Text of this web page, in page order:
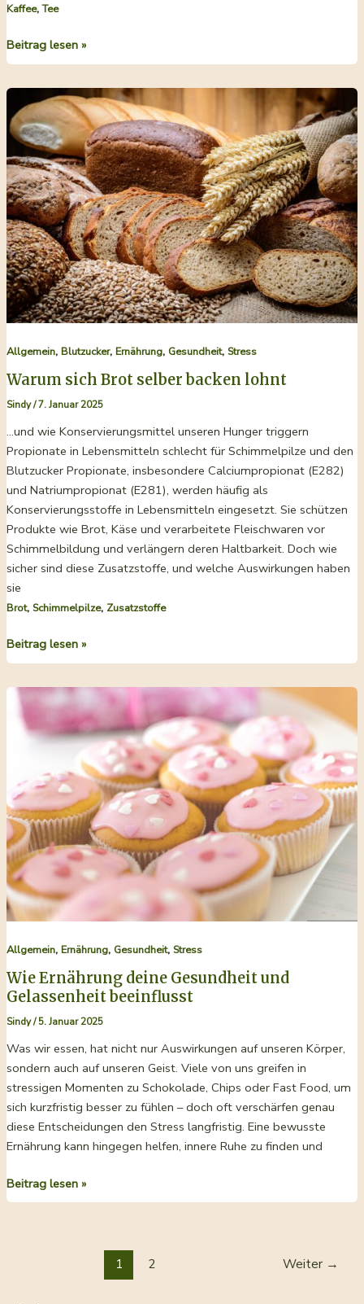
Kaffee,Tee
Vom
Kaffee-
Tee-
Meisterin
–
Eine
Reise
durch
Koffeinenzug
und
Dopamin-
Reset
Beitrag lesen »
Allgemein, Blutzucker, Ernährung, Gesundheit, Stress
Warum sich Brot selber backen lohnt
Sindy/7. Januar 2025
…und wie Konservierungsmittel unseren Hunger triggern
Propionate in Lebensmitteln schlecht für Schimmelpilze und den
Blutzucker Propionate, insbesondere Calciumpropionat (E282)
und Natriumpropionat (E281), werden häufig als
Konservierungsstoffe in Lebensmitteln eingesetzt. Sie schützen
Produkte wie Brot, Käse und verarbeitete Fleischwaren vor
Schimmelbildung und verlängern deren Haltbarkeit. Doch wie
sicher sind diese Zusatzstoffe, und welche Auswirkungen haben
sie
Brot, Schimmelpilze, Zusatzstoffe
Warum
sich
selber
backen
lohnt
Beitrag lesen »
Allgemein, Ernährung, Gesundheit, Stress
Wie Ernährung deine Gesundheit und
Gelassenheit beeinflusst
Sindy/5. Januar 2025
Was wir essen, hat nicht nur Auswirkungen auf unseren Körper,
sondern auch auf unseren Geist. Viele von uns greifen in
stressigen Momenten zu Schokolade, Chips oder Fast Food, um
sich kurzfristig besser zu fühlen – doch oft verschärfen genau
diese Entscheidungen den Stress langfristig. Eine bewusste
Ernährung kann hingegen helfen, innere Ruhe zu finden und
Wie
Ernährung
Beitrag lesen »
Seitennummerierung1 2 Weiter →